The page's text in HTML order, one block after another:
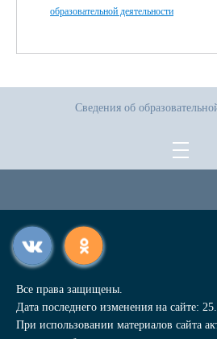
образовательной деятельности
Сведения об
Все права защищены.
Дата последнего изменения на сайте:
При использовании материалов сайта